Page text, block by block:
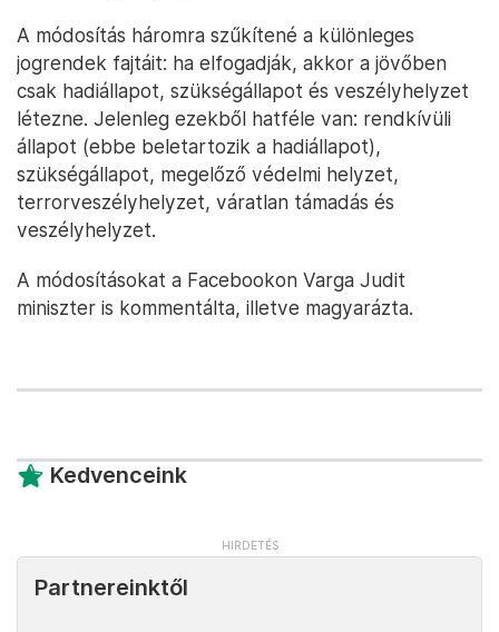
A módosítás háromra szűkítené a különleges
jogrendek fajtáit: ha elfogadják, akkor a jövőben
csak hadiállapot, szükségállapot és veszélyhelyzet
létezne. Jelenleg ezekből hatféle van: rendkívüli
állapot (ebbe beletartozik a hadiállapot),
szükségállapot, megelőző védelmi helyzet,
terrorveszélyhelyzet, váratlan támadás és
veszélyhelyzet.
A módosításokat a Facebookon Varga Judit
miniszter is kommentálta, illetve magyarázta.
Kedvenceink
Partnereinktől